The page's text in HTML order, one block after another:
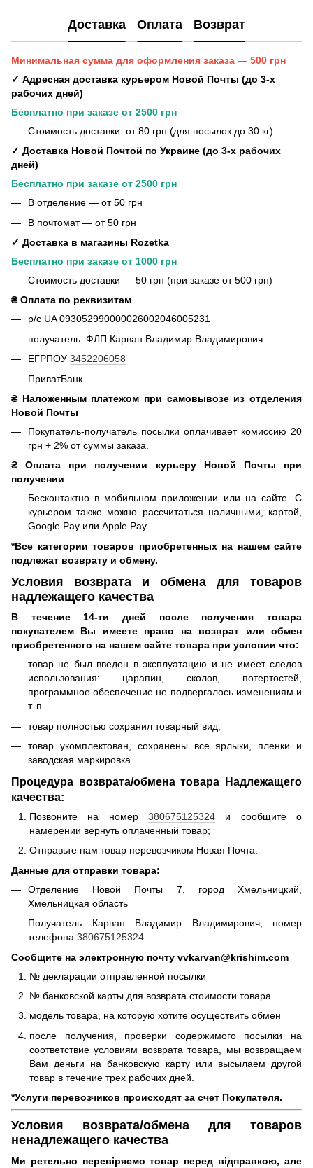
Доставка Оплата Возврат
Минимальная сумма для оформления заказа — 500 грн
✓ Адресная доставка курьером Новой Почты (до 3-х
рабочих дней)
Бесплатно при заказе от 2500 грн
Стоимость доставки: от 80 грн (для посылок до 30 кг)
✓ Доставка Новой Почтой по Украине (до 3-х рабочих
дней)
Бесплатно при заказе от 2500 грн
В отделение — от 50 грн
В почтомат — от 50 грн
✓ Доставка в магазины Rozetka
Бесплатно при заказе от 1000 грн
Стоимость доставки — 50 грн (при заказе от 500 грн)
₴ Оплата по реквизитам
р/с UA 093052990000026002046005231
получатель: ФЛП Карван Владимир Владимирович
ЕГРПОУ 3452206058
ПриватБанк
₴ Наложенным платежом при самовывозе из отделения
Новой Почты
Покупатель-получатель посылки оплачивает комиссию 20
грн + 2% от суммы заказа.
₴ Оплата при получении курьеру Новой Почты при
получении
Бесконтактно в мобильном приложении или на сайте. С
курьером также можно рассчитаться наличными, картой,
Google Pay или Apple Pay
*Все категории товаров приобретенных на нашем сайте
подлежат возврату и обмену.
Условия возврата и обмена для товаров
надлежащего качества
В течение 14-ти дней после получения товара
покупателем Вы имеете право на возврат или обмен
приобретенного на нашем сайте товара при условии что:
товар не был введен в эксплуатацию и не имеет следов
использования: царапин, сколов, потертостей,
программное обеспечение не подвергалось изменениям и
т. п.
товар полностью сохранил товарный вид;
товар укомплектован, сохранены все ярлыки, пленки и
заводская маркировка.
Процедура возврата/обмена товара Надлежащего
качества:
Позвоните на номер 380675125324 и сообщите о
намерении вернуть оплаченный товар;
Отправьте нам товар перевозчиком Новая Почта.
Данные для отправки товара:
Отделение Новой Почты 7, город Хмельницкий,
Хмельницкая область
Получатель Карван Владимир Владимирович, номер
телефона 380675125324
Сообщите на электронную почту vvkarvan@krishim.com
№ декларации отправленной посылки
№ банковской карты для возврата стоимости товара
модель товара, на которую хотите осуществить обмен
после получения, проверки содержимого посылки на
соответствие условиям возврата товара, мы возвращаем
Вам деньги на банковскую карту или высылаем другой
товар в течение трех рабочих дней.
*Услуги перевозчиков происходят за счет Покупателя.
Условия возврата/обмена для товаров
ненадлежащего качества
Ми ретельно перевіряємо товар перед відправкою, але